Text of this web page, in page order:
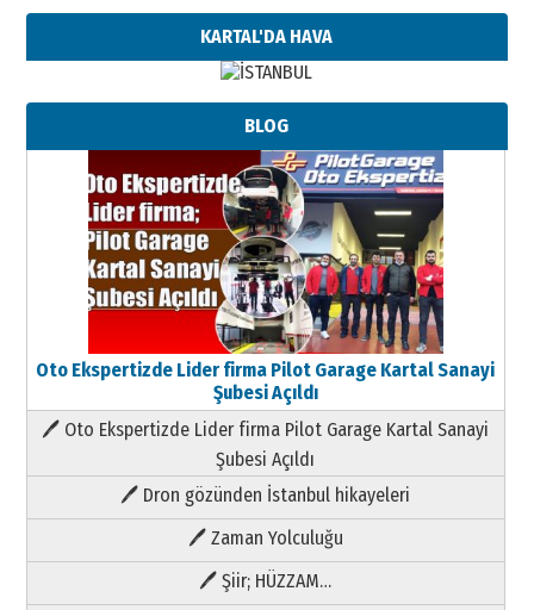
KARTAL'DA HAVA
BLOG
Oto Ekspertizde Lider firma Pilot Garage Kartal Sanayi
Şubesi Açıldı
🖊 Oto Ekspertizde Lider firma Pilot Garage Kartal Sanayi
Şubesi Açıldı
🖊 Dron gözünden İstanbul hikayeleri
🖊 Zaman Yolculuğu
🖊 Şiir; HÜZZAM…